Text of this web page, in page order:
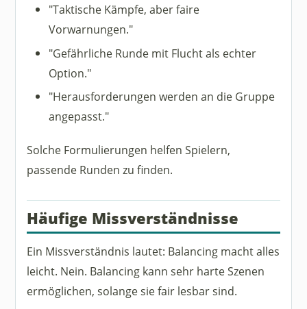
"Taktische Kämpfe, aber faire
Vorwarnungen."
"Gefährliche Runde mit Flucht als echter
Option."
"Herausforderungen werden an die Gruppe
angepasst."
Solche Formulierungen helfen Spielern,
passende Runden zu finden.
Häufige Missverständnisse
Ein Missverständnis lautet: Balancing macht alles
leicht. Nein. Balancing kann sehr harte Szenen
ermöglichen, solange sie fair lesbar sind.